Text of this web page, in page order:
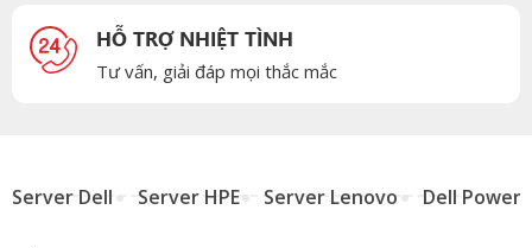
HỖ TRỢ NHIỆT TÌNH
Tư vấn, giải đáp mọi thắc mắc
Server Dell Server HPE Server Lenovo Dell